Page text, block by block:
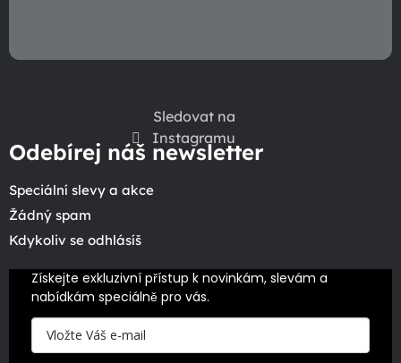
Sledovat na
Instagramu
Odebírej náš newsletter
Speciální slevy a akce
Žádný spam
Kdykoliv se odhlásíš
Získejte exkluzivní přístup k novinkám, slevám a
nabídkám speciálně pro vás.